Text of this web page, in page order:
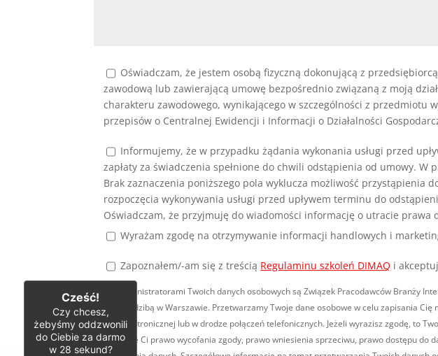
Oświadczam, że jestem osobą fizyczną dokonującą z
zawodową lub zawierającą umowę bezpośrednio związaną z moją
charakteru zawodowego, wynikającego w szczególności z przedmiotu
przepisów o Centralnej Ewidencji i Informacji o Działalności
Informujemy, że w przypadku żądania wykonania usługi przed
zapłaty za świadczenia spełnione do chwili odstąpienia od umowy.
Brak zaznaczenia poniższego pola wyklucza możliwość przystąpienia
rozpoczęcia wykonywania usługi przed upływem terminu do
Oświadczam, że przyjmuję do wiadomości informację o utracie
Wyrażam zgodę na otrzymywanie informacji handlowych i
Zapoznałem/-am się z treścią Regulaminu szkoleń DIMAQ i
Współadministratorami Twoich danych osobowych są Związek Pracodawców Branży
z o.o. z siedzibą w Warszawie. Przetwarzamy Twoje dane osobowe w celu zapisania
poczty elektronicznej lub w drodze połączeń telefonicznych. Jeżeli wyrazisz zgodę, to
Przysługuje Ci prawo wycofania zgody, prawo wniesienia sprzeciwu, prawo dostępu
Cześć!
Czy chcesz,
żebyśmy oddzwonili
do Ciebie za darmo
w 28 sekund?